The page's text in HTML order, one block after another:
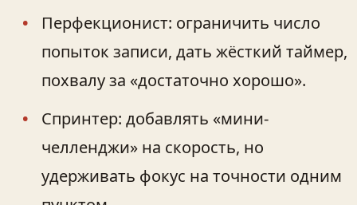
Перфекционист: ограничить число
попыток записи, дать жёсткий таймер,
похвалу за «достаточно хорошо».
Спринтер: добавлять «мини-
челленджи» на скорость, но
удерживать фокус на точности одним